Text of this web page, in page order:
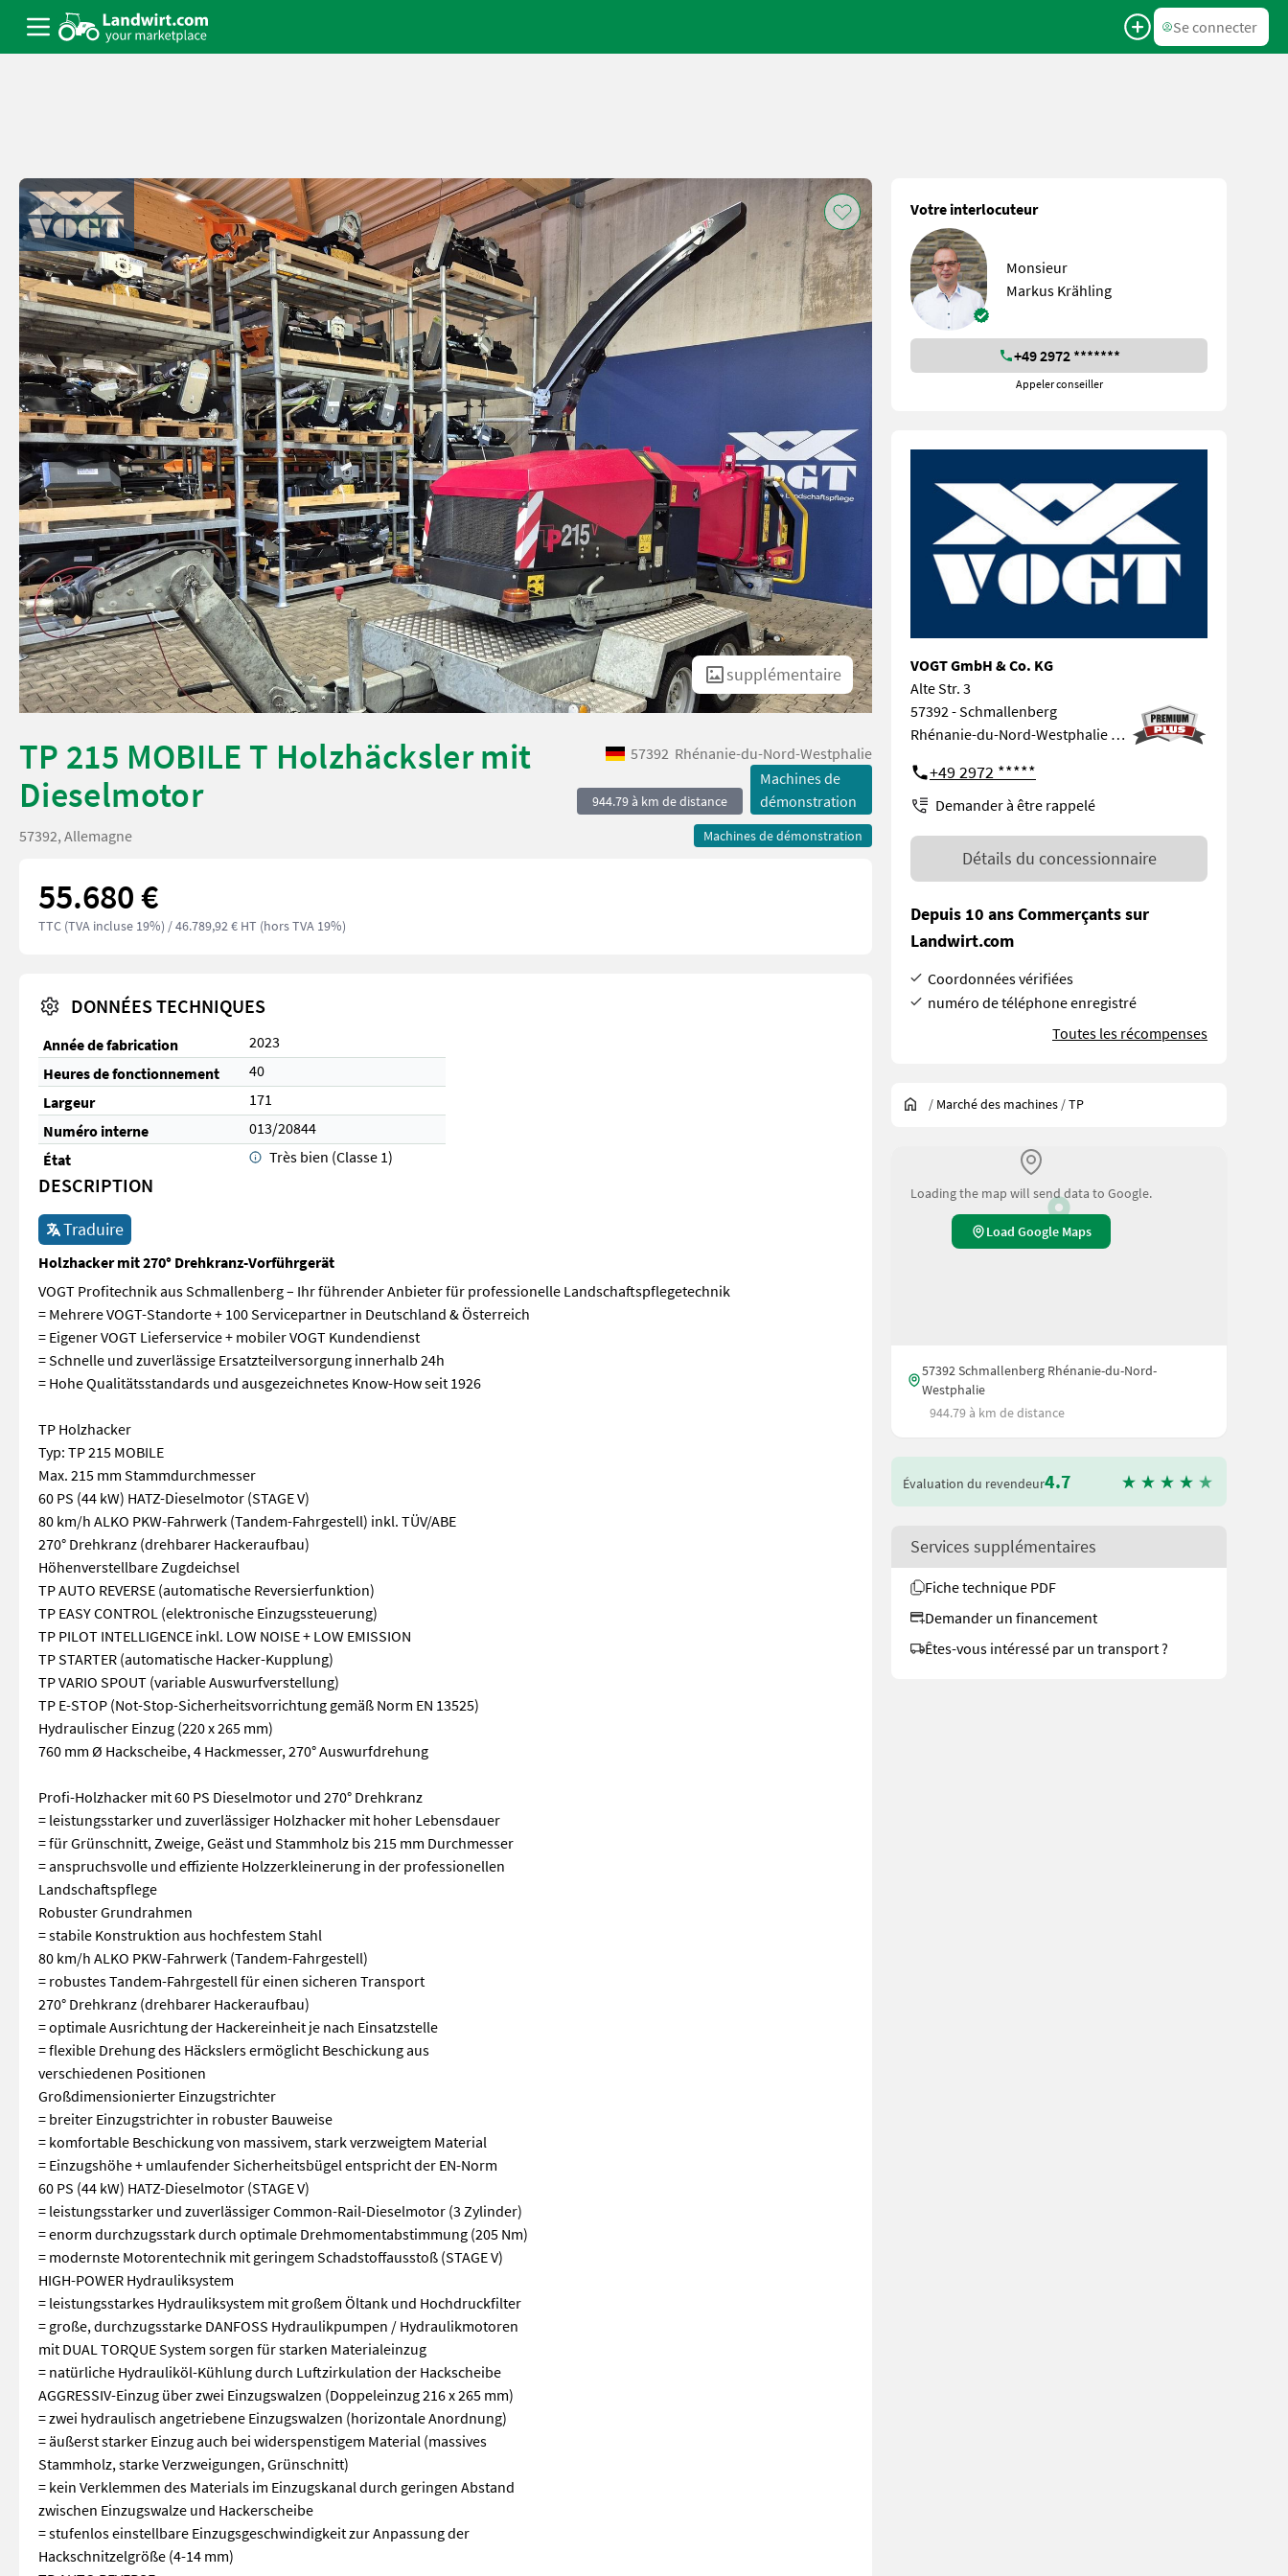
Se connecter
supplémentaire
TP 215 MOBILE T Holzhäcksler mit
Dieselmotor
57392 Rhénanie-du-Nord-Westphalie
944.79 à km de distance
Machines de
démonstration
Machines de démonstration
57392, Allemagne
55.680 €
TTC (TVA incluse 19%) / 46.789,92 € HT (hors TVA 19%)
DONNÉES TECHNIQUES
Année de fabrication
2023
Heures de fonctionnement
40
Largeur
171
Numéro interne
013/20844
État
Très bien (Classe 1)
DESCRIPTION
Traduire
Holzhacker mit 270° Drehkranz-Vorführgerät
VOGT Profitechnik aus Schmallenberg – Ihr führender Anbieter für professionelle Landschaftspflegetechnik
= Mehrere VOGT-Standorte + 100 Servicepartner in Deutschland & Österreich
= Eigener VOGT Lieferservice + mobiler VOGT Kundendienst
= Schnelle und zuverlässige Ersatzteilversorgung innerhalb 24h
= Hohe Qualitätsstandards und ausgezeichnetes Know-How seit 1926
TP Holzhacker
Typ: TP 215 MOBILE
Max. 215 mm Stammdurchmesser
60 PS (44 kW) HATZ-Dieselmotor (STAGE V)
80 km/h ALKO PKW-Fahrwerk (Tandem-Fahrgestell) inkl. TÜV/ABE
270° Drehkranz (drehbarer Hackeraufbau)
Höhenverstellbare Zugdeichsel
TP AUTO REVERSE (automatische Reversierfunktion)
TP EASY CONTROL (elektronische Einzugssteuerung)
TP PILOT INTELLIGENCE inkl. LOW NOISE + LOW EMISSION
TP STARTER (automatische Hacker-Kupplung)
TP VARIO SPOUT (variable Auswurfverstellung)
TP E-STOP (Not-Stop-Sicherheitsvorrichtung gemäß Norm EN 13525)
Hydraulischer Einzug (220 x 265 mm)
760 mm Ø Hackscheibe, 4 Hackmesser, 270° Auswurfdrehung
Profi-Holzhacker mit 60 PS Dieselmotor und 270° Drehkranz
= leistungsstarker und zuverlässiger Holzhacker mit hoher Lebensdauer
= für Grünschnitt, Zweige, Geäst und Stammholz bis 215 mm Durchmesser
= anspruchsvolle und effiziente Holzzerkleinerung in der professionellen
Landschaftspflege
Robuster Grundrahmen
= stabile Konstruktion aus hochfestem Stahl
80 km/h ALKO PKW-Fahrwerk (Tandem-Fahrgestell)
= robustes Tandem-Fahrgestell für einen sicheren Transport
270° Drehkranz (drehbarer Hackeraufbau)
= optimale Ausrichtung der Hackereinheit je nach Einsatzstelle
= flexible Drehung des Häckslers ermöglicht Beschickung aus
verschiedenen Positionen
Großdimensionierter Einzugstrichter
= breiter Einzugstrichter in robuster Bauweise
= komfortable Beschickung von massivem, stark verzweigtem Material
= Einzugshöhe + umlaufender Sicherheitsbügel entspricht der EN-Norm
60 PS (44 kW) HATZ-Dieselmotor (STAGE V)
= leistungsstarker und zuverlässiger Common-Rail-Dieselmotor (3 Zylinder)
= enorm durchzugsstark durch optimale Drehmomentabstimmung (205 Nm)
= modernste Motorentechnik mit geringem Schadstoffausstoß (STAGE V)
HIGH-POWER Hydrauliksystem
= leistungsstarkes Hydrauliksystem mit großem Öltank und Hochdruckfilter
= große, durchzugsstarke DANFOSS Hydraulikpumpen / Hydraulikmotoren
mit DUAL TORQUE System sorgen für starken Materialeinzug
= natürliche Hydrauliköl-Kühlung durch Luftzirkulation der Hackscheibe
AGGRESSIV-Einzug über zwei Einzugswalzen (Doppeleinzug 216 x 265 mm)
= zwei hydraulisch angetriebene Einzugswalzen (horizontale Anordnung)
= äußerst starker Einzug auch bei widerspenstigem Material (massives
Stammholz, starke Verzweigungen, Grünschnitt)
= kein Verklemmen des Materials im Einzugskanal durch geringen Abstand
zwischen Einzugswalze und Hackerscheibe
= stufenlos einstellbare Einzugsgeschwindigkeit zur Anpassung der
Hackschnitzelgröße (4-14 mm)
Votre interlocuteur
Monsieur
Markus Krähling
+49 2972 *******
Appeler conseiller
VOGT GmbH & Co. KG
Alte Str. 3
57392 - Schmallenberg
Rhénanie-du-Nord-Westphalie Allemagne
+49 2972 *****
Demander à être rappelé
Détails du concessionnaire
Depuis 10 ans Commerçants sur
Landwirt.com
Coordonnées vérifiées
numéro de téléphone enregistré
Toutes les récompenses
/ Marché des machines /TP
Loading the map will send data to Google.
Load Google Maps
57392 Schmallenberg Rhénanie-du-Nord-
Westphalie
944.79 à km de distance
Évaluation du revendeur4.7
Services supplémentaires
Fiche technique PDF
Demander un financement
Êtes-vous intéressé par un transport ?